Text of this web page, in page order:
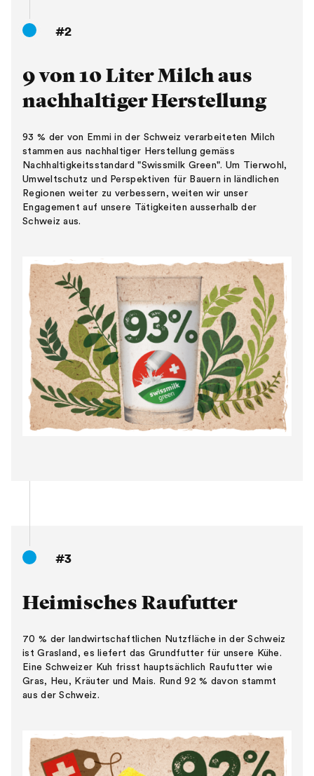
#2
9 von 10 Liter Milch aus
nachhaltiger Herstellung
93 % der von Emmi in der Schweiz verarbeiteten Milch
stammen aus nachhaltiger Herstellung gemäss
Nachhaltigkeitsstandard "Swissmilk Green". Um Tierwohl,
Umweltschutz und Perspektiven für Bauern in ländlichen
Regionen weiter zu verbessern, weiten wir unser
Engagement auf unsere Tätigkeiten ausserhalb der
Schweiz aus.
#3
Heimisches Raufutter
70 % der landwirtschaftlichen Nutzfläche in der Schweiz
ist Grasland, es liefert das Grundfutter für unsere Kühe.
Eine Schweizer Kuh frisst hauptsächlich Raufutter wie
Gras, Heu, Kräuter und Mais. Rund 92 % davon stammt
aus der Schweiz.